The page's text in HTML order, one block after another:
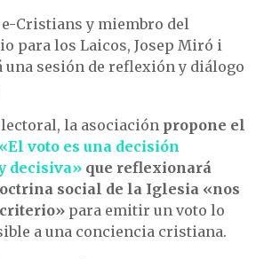
Cristians y miembro del
para los Laicos, Josep Miró i
sesión de reflexión y diálogo
la asociación propone el
«El voto es una decisión
decisiva» que reflexionará
social de la Iglesia «nos
para emitir un voto lo
a una conciencia cristiana.